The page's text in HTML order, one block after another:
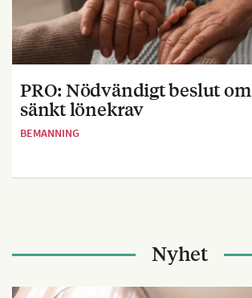
PRO: Nödvändigt beslut om
sänkt lönekrav
BEMANNING
Nyhet